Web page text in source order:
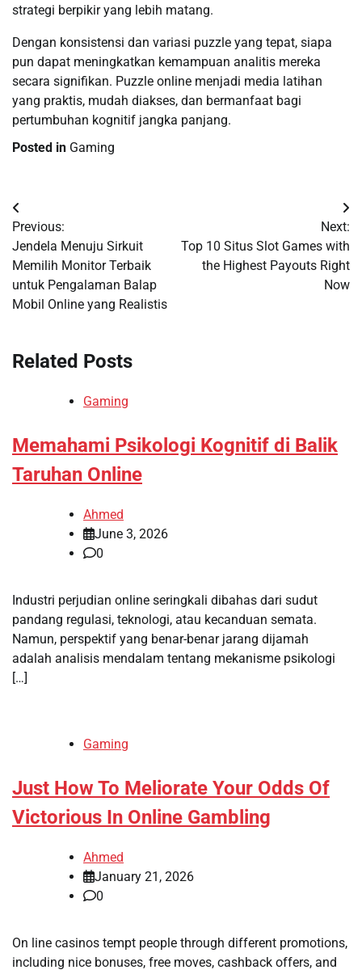
strategi berpikir yang lebih matang.
Dengan konsistensi dan variasi puzzle yang tepat, siapa
pun dapat meningkatkan kemampuan analitis mereka
secara signifikan. Puzzle online menjadi media latihan
yang praktis, mudah diakses, dan bermanfaat bagi
pertumbuhan kognitif jangka panjang.
Posted in Gaming
Post
navigation
Previous:
Jendela Menuju Sirkuit
Memilih Monitor Terbaik
untuk Pengalaman Balap
Mobil Online yang Realistis
Next:
Top 10 Situs Slot Games with
the Highest Payouts Right
Now
Related Posts
Gaming
Memahami Psikologi Kognitif di Balik
Taruhan Online
Ahmed
June 3, 2026
0
Industri perjudian online seringkali dibahas dari sudut
pandang regulasi, teknologi, atau kecanduan semata.
Namun, perspektif yang benar-benar jarang dijamah
adalah analisis mendalam tentang mekanisme psikologi
[…]
Gaming
Just How To Meliorate Your Odds Of
Victorious In Online Gambling
Ahmed
January 21, 2026
0
On line casinos tempt people through different promotions,
including nice bonuses, free moves, cashback offers, and